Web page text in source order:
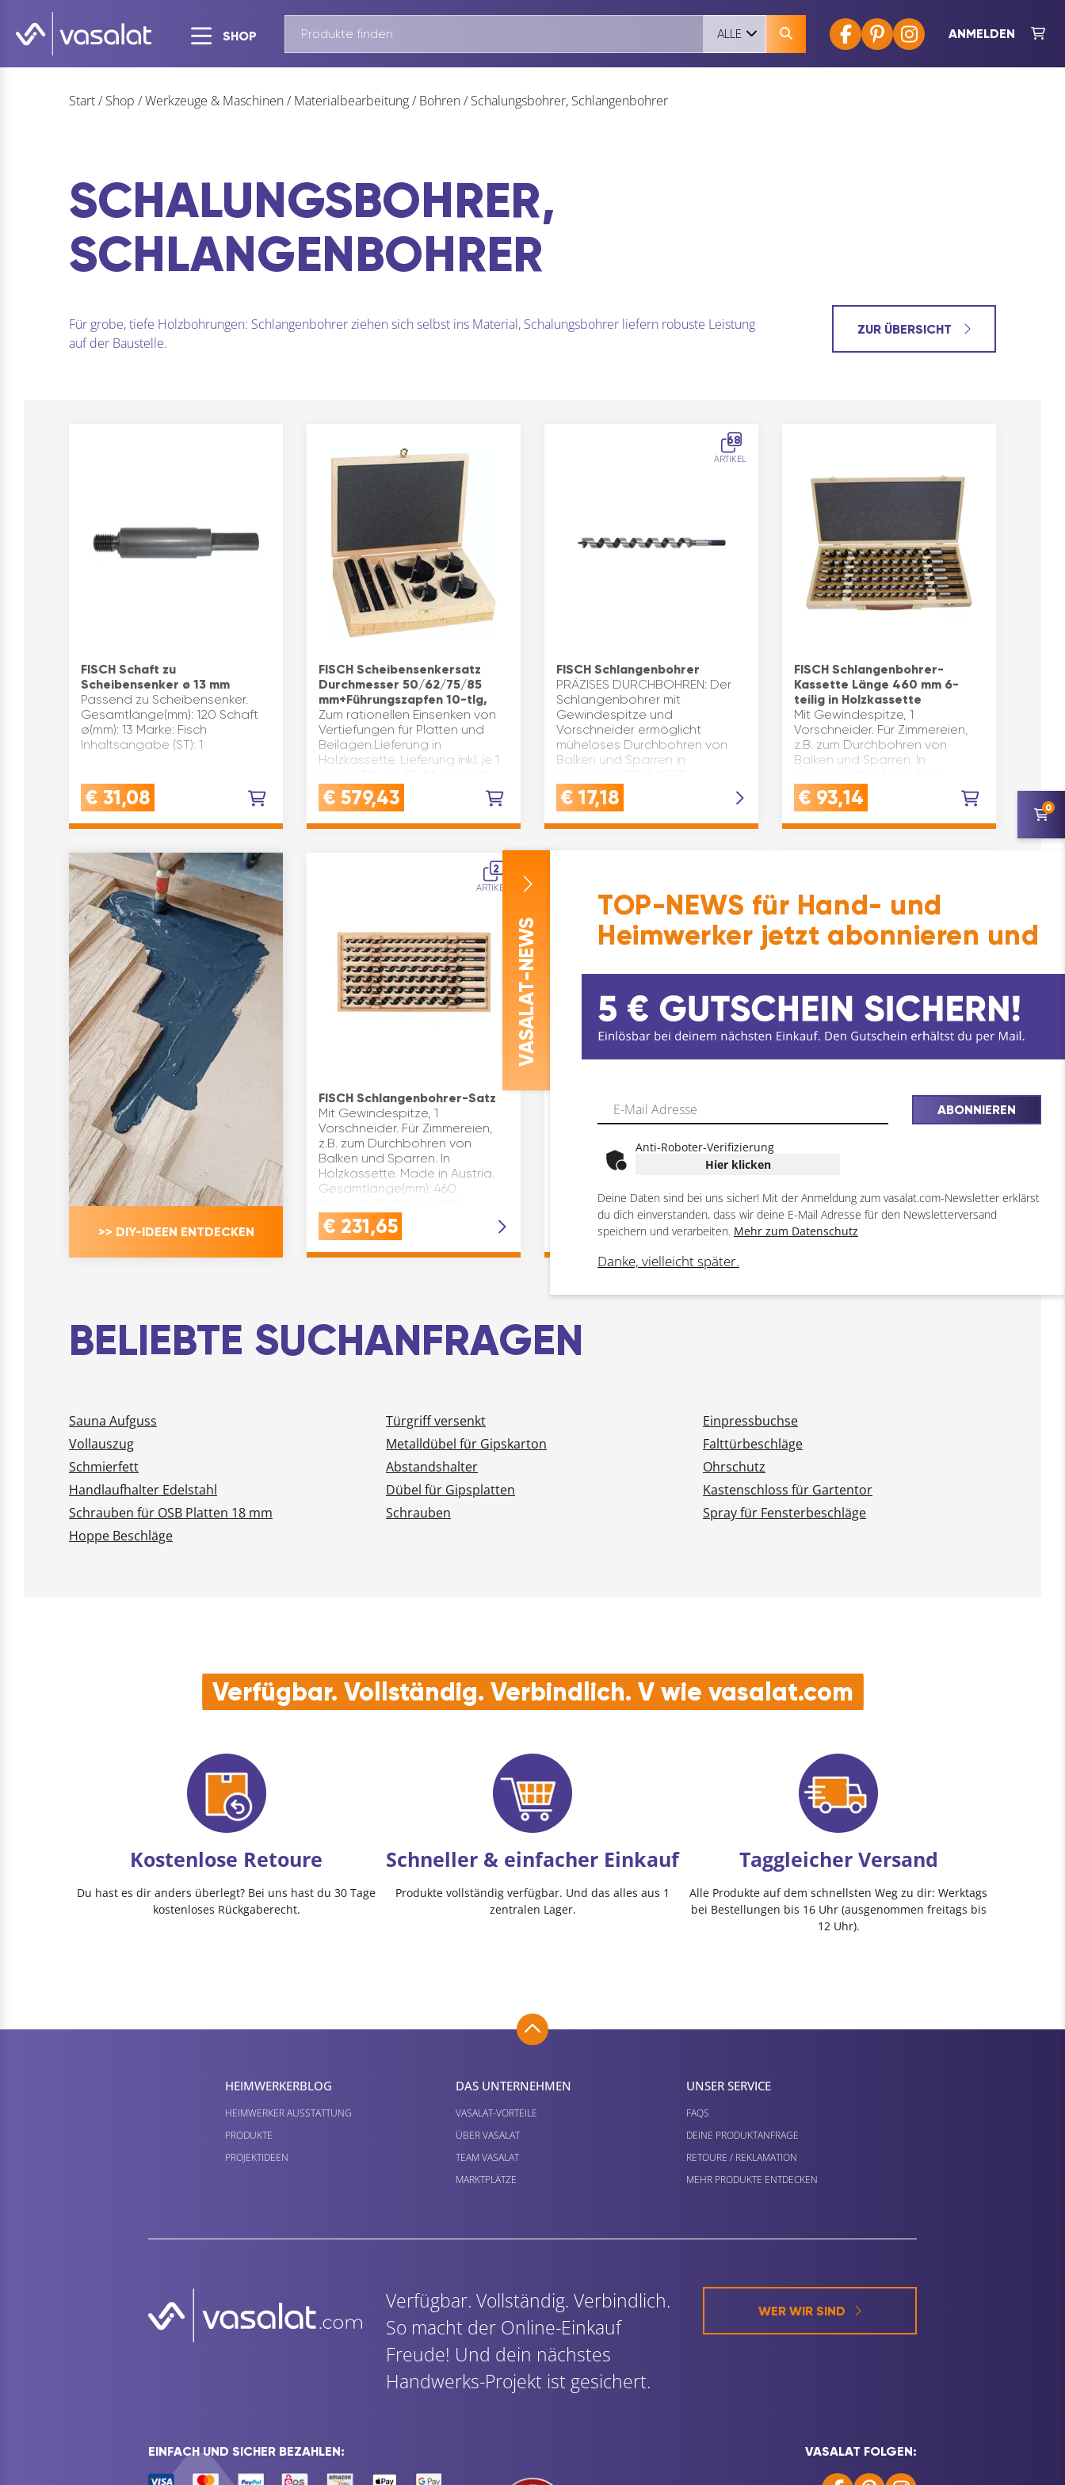
SHOP ANMELDEN
ALLE
Start/ Shop /Werkzeuge & Maschinen/ Materialbearbeitung/ Bohren/ Schalungsbohrer, Schlangenbohrer
SCHALUNGSBOHRER,
SCHLANGENBOHRER
Für grobe, tiefe Holzbohrungen: Schlangenbohrer ziehen sich selbst ins Material, Schalungsbohrer liefern robuste Leistung
auf der Baustelle.
ZUR ÜBERSICHT
FISCH Schaft zu
Scheibensenker ø 13 mm
Passend zu Scheibensenker.
Gesamtlänge(mm): 120 Schaft
ø(mm): 13 Marke: Fisch
Inhaltsangabe (ST): 1
€ 31,08
FISCH Scheibensenkersatz
Durchmesser 50/62/75/85
mm+Führungszapfen 10-tlg,
Zum rationellen Einsenken von
Vertiefungen für Platten und
Beilagen.Lieferung in
Holzkassette. Lieferung inkl. je 1
Führungszapfen, 1 St. Schaft, 1
Sechskantschlüsse…
€ 579,43
68
ARTIKEL
FISCH Schlangenbohrer
PRÄZISES DURCHBOHREN: Der
Schlangenbohrer mit
Gewindespitze und
Vorschneider ermöglicht
müheloses Durchbohren von
Balken und Sparren in
WERKZEUGSTAHL: Gefertigt aus
hochwertigem …
€ 17,18
FISCH Schlangenbohrer-
Kassette Länge 460 mm 6-
teilig in Holzkassette
Mit Gewindespitze, 1
Vorschneider. Für Zimmereien,
z.B. zum Durchbohren von
Balken und Sparren. In
Aufnahme: Sechskantschaft
Material: Werkzeugstahl Type:
00800006K4604 S…
€ 93,14
>> DIY-IDEEN ENTDECKEN
2
ARTIKEL
FISCH Schlangenbohrer-Satz
Mit Gewindespitze, 1
Vorschneider. Für Zimmereien,
z.B. zum Durchbohren von
Balken und Sparren. In
Holzkassette. Made in Austria.
Gesamtlänge(mm): 460
Satzgröße: 7-tlg. Mark…
€ 231,65
Bohrer sind nicht geschweißt
oder verlötet, dadurch keine
Bruchgefahr. Bohrer ø(mm): 16
Material: CV Aufnahme:
Zylinderschaft
Inhaltsangabe (ST): 1
11,68
Schalungsbohrer CV Stahl
Schalungsbohrer aus CV-Stahl
€43,36
BELIEBTE SUCHANFRAGEN
Sauna Aufguss Türgriff versenkt
Einpressbuchse
Vollauszug
Metalldübel für Gipskarton
Falttürbeschläge
Schmierfett
Abstandshalter
Ohrschutz
Handlaufhalter Edelstahl
Dübel für Gipsplatten
Kastenschloss für Gartentor
Schrauben für OSB Platten 18 mm
Schrauben
Spray für Fensterbeschläge
Hoppe Beschläge
Verfügbar. Vollständig. Verbindlich. V wie vasalat.com
Kostenlose Retoure
Du hast es dir anders überlegt? Bei uns hast du 30 Tage
kostenloses Rückgaberecht.
Schneller & einfacher Einkauf
Produkte vollständig verfügbar. Und das alles aus 1
zentralen Lager.
Taggleicher Versand
Alle Produkte auf dem schnellsten Weg zu dir: Werktags
bei Bestellungen bis 16 Uhr (ausgenommen freitags bis
12 Uhr).
0
V
ASALAT
-NEWS
TOP-NEWS für Hand- und
Heimwerker jetzt abonnieren und
ABONNIEREN
Anti-Roboter-Verifizierung
Hier klicken
Deine Daten sind bei uns sicher! Mit der Anmeldung zum vasalat.com-Newsletter erklärst
du dich einverstanden, dass wir deine E-Mail Adresse für den Newsletterversand
speichern und verarbeiten. Mehr zum Datenschutz
Danke, vielleicht später.
HEIMWERKER­BLOG
HEIMWERKER AUSSTATTUNG
PRODUKTE
PROJEKTIDEEN
DAS UNTERNEHMEN
VASALAT-VORTEILE
ÜBER VASALAT
TEAM VASALAT
MARKTPLÄTZE
UNSER SERVICE
FAQS
DEINE PRODUKTANFRAGE
RETOURE / REKLAMATION
MEHR PRODUKTE ENTDECKEN
Verfügbar. Vollständig. Verbindlich.
So macht der Online-Einkauf
Freude! Und dein nächstes
Handwerks-Projekt ist gesichert.
WER WIR SIND
EINFACH UND SICHER BEZAHLEN: VASALAT FOLGEN: